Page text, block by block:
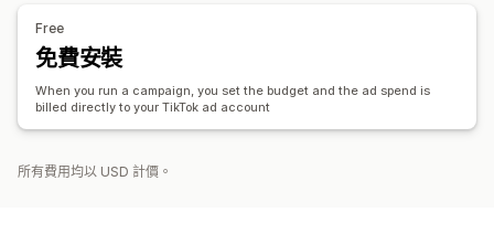
A/B 測試
轉換追蹤 單次獲客成本
Free
免費安裝
When you run a campaign, you set the budget and the ad spend is
billed directly to your TikTok ad account
所有費用均以 USD 計價。